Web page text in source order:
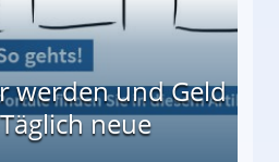
werden und Geld
neue